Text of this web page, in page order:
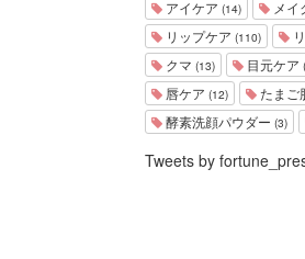
アイケア (14) メイ
リップケア (110)
クマ (13) 目元ケア
唇ケア (12) たまご
酵素洗顔パウダー (3)
Tweets by